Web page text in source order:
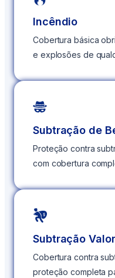
Incêndio
Cobertura básica
e explosões de
Subtração de
Proteção contra
com cobertura
Subtração
Cobertura contra
proteção completa